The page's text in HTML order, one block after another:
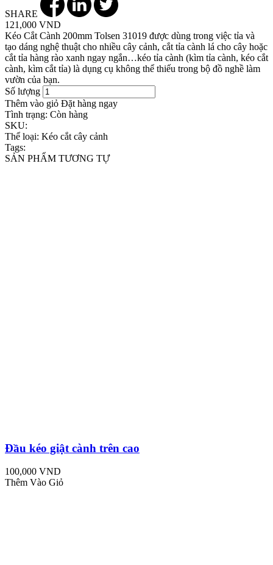
SHARE
121,000 VND
Kéo Cắt Cành 200mm Tolsen 31019 được dùng trong việc tỉa và
tạo dáng nghệ thuật cho nhiều cây cảnh, cắt tỉa cành lá cho cây hoặc
cắt tỉa hàng rào xanh ngay ngắn…kéo tỉa cành (kìm tỉa cành, kéo cắt
cành, kìm cắt tỉa) là dụng cụ không thể thiếu trong bộ đồ nghề làm
vườn của bạn.
Số lượng
Thêm vào giỏ Đặt hàng ngay
Tình trạng: Còn hàng
SKU:
Thể loại: Kéo cắt cây cảnh
Tags:
SẢN PHẨM TƯƠNG TỰ
Đầu kéo giật cành trên cao
100,000 VND
Thêm Vào Giỏ